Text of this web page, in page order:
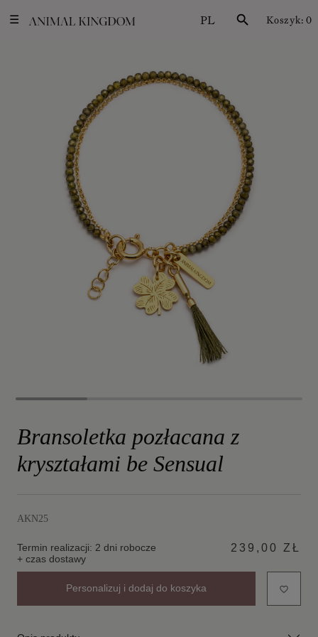
☰ PL search Koszyk: 0
Bransoletka pozłacana z
kryształami be Sensual
AKN25
Termin realizacji: 2 dni robocze
+ czas dostawy
239,00 ZŁ
Personalizuj i dodaj do koszyka favorite_border